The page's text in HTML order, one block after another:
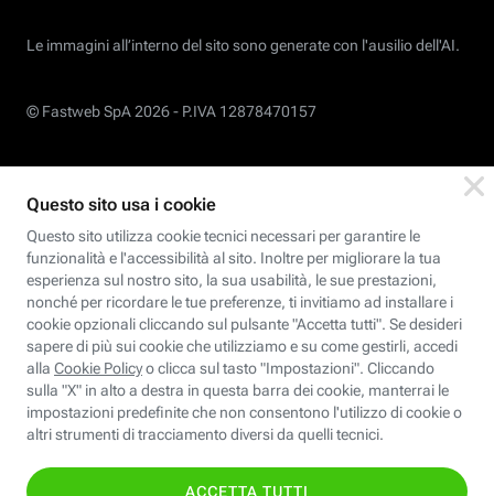
Le immagini all’interno del sito sono generate con l'ausilio dell'AI.
© Fastweb SpA 2026 - P.IVA 12878470157